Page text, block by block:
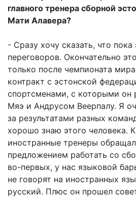
главного тренера сборной
Мати Алавера?
- Сразу хочу сказать, что
переговоров. Окончательно
только после чемпионата
контракт с эстонской
спортсменами, с которыми он
Мяэ и Андрусом Веерпалу. Я
за результатами разных
хорошо знаю этого человека.
иностранные тренеры
предложением работать со
во-первых, у нас языковой
не говорят на иностранных
русский. Плюс он прошел